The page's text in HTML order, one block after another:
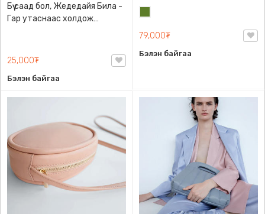
Бүү саад бол, Жедедайя Била -
Гар утаснаас холдож
9789919235192
25,000₮
Бэлэн байгаа
79,000₮
Бэлэн байгаа